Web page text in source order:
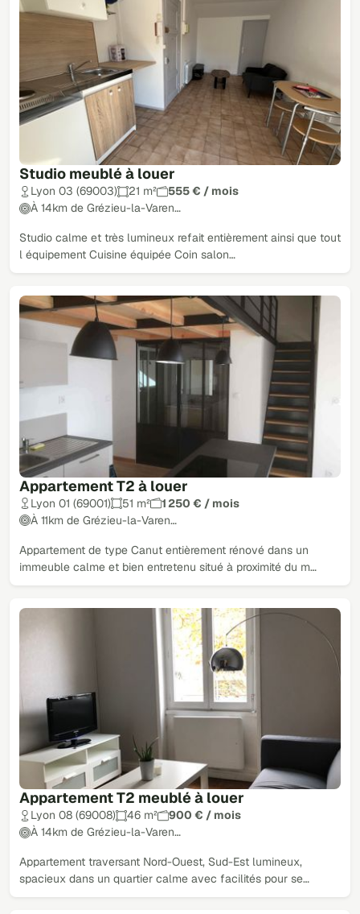
Studio meublé à louer
Lyon 03 (69003) 21 m²
555 € / mois
À 14km de Grézieu-la-Varen…
Studio calme et très lumineux refait entièrement ainsi que tout
l équipement Cuisine équipée Coin salon…
Appartement T2 à louer
Lyon 01 (69001) 51 m²
1 250 € / mois
À 11km de Grézieu-la-Varen…
Appartement de type Canut entièrement rénové dans un
immeuble calme et bien entretenu situé à proximité du m…
Appartement T2 meublé à louer
Lyon 08 (69008) 46 m²
900 € / mois
À 14km de Grézieu-la-Varen…
Appartement traversant Nord-Ouest, Sud-Est lumineux,
spacieux dans un quartier calme avec facilités pour se…